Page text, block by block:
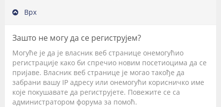
Врх
Зашто не могу да се региструјем?
Могуће је да је власник веб странице онемогућио
регистрације како би спречио новим посетиоцима да се
пријаве. Власник веб странице је могао такође да
забрани вашу IP адресу или онемогући корисничко име
које покушавате да региструјете. Повежите се са
администратором форума за помоћ.